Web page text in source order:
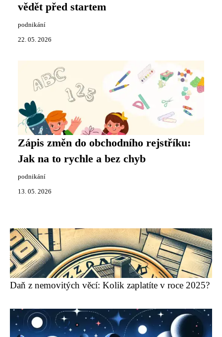
vědět před startem
podnikání
22. 05. 2026
Zápis změn do obchodního rejstříku:
Jak na to rychle a bez chyb
podnikání
13. 05. 2026
Daň z nemovitých věcí: Kolik zaplatíte v roce 2025?